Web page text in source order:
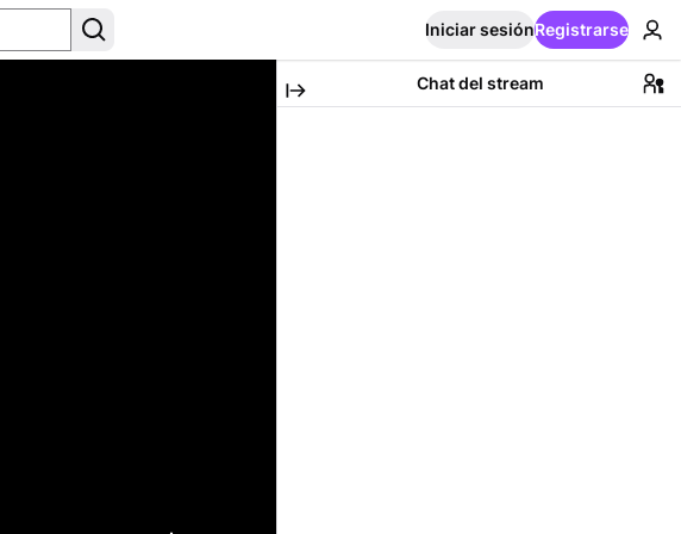
Iniciar sesiónRegistrarse
Chat del stream